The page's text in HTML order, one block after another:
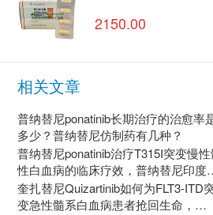
2150.00
相关文章
普纳替尼ponatinib长期治疗的治愈率
多少？普纳替尼仿制药有几种？
普纳替尼ponatinib治疗T315I突变慢性
性白血病的临床疗效，普纳替尼印度
格多少？
奎扎替尼Quizartinib如何为FLT3-ITD
变急性髓系白血病患者抢回生命，